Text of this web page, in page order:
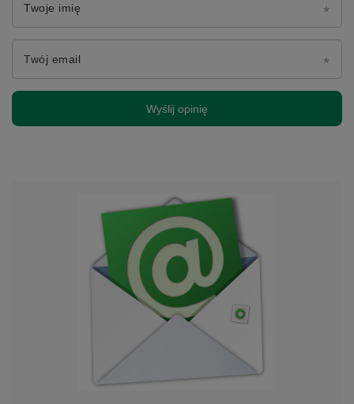
Twoje imię
Twój email
Wyślij opinię